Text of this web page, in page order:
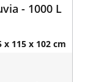
- 1000 L
x 115 x 102 cm